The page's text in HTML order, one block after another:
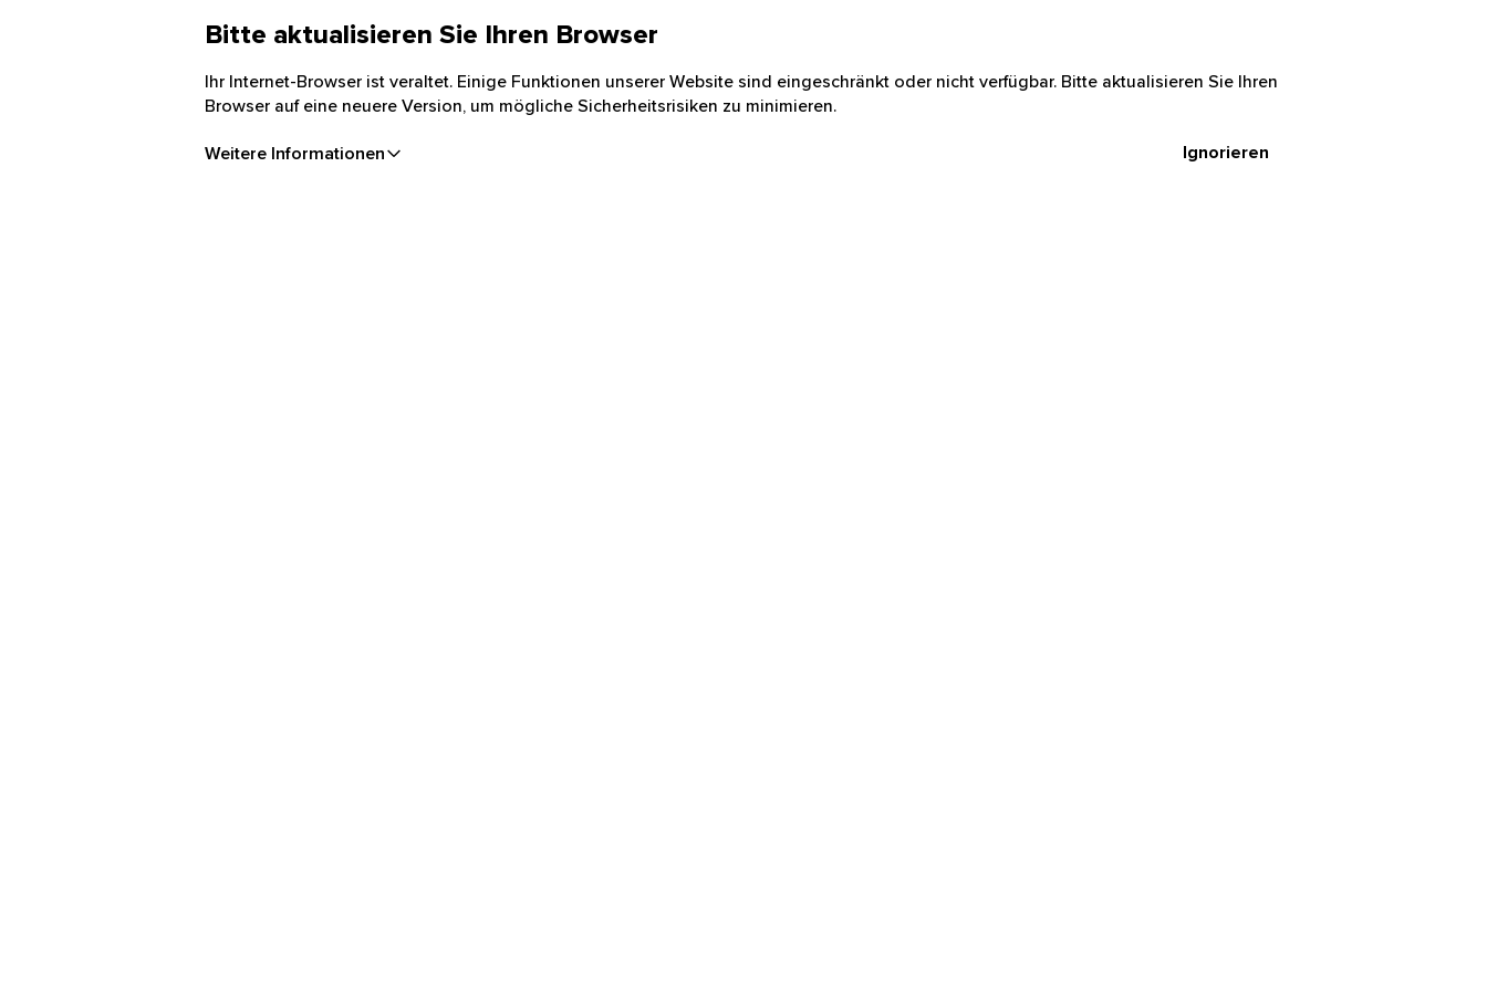
Bitte aktualisieren Sie Ihren Browser
Ihr Internet-Browser ist veraltet. Einige Funktionen unserer Website sind eingeschränkt oder nicht verfügbar. Bitte aktualisieren Sie Ihren
Browser auf eine neuere Version, um mögliche Sicherheitsrisiken zu minimieren.
Weitere Informationen Ignorieren